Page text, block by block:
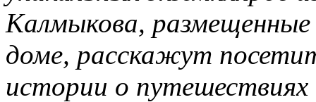
Калмыкова, размещенные
доме, расскажут
истории о путешествиях